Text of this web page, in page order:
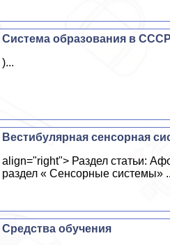
Система образования в СССР
)...
Вестибулярная сенсорная
align="right"> Раздел статьи:
раздел « Сенсорные системы»
Средства обучения